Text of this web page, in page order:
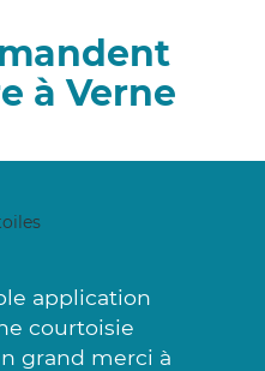
à Verne
application
courtoisie
grand merci à